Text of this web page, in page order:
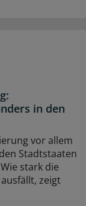
in den
vor allem
Stadtstaaten
stark die
zeigt